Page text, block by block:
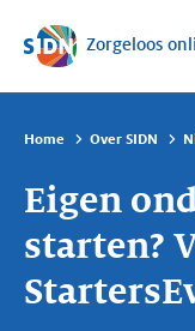
Sla navigatie
Zorgeloos
Home Over SIDN
Eigen
starten?